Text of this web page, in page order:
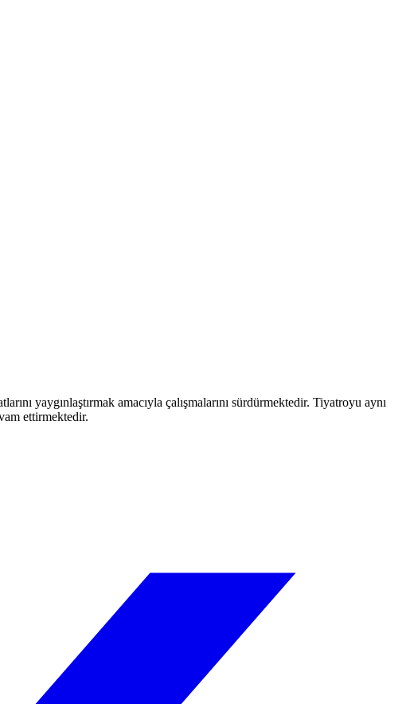
yaygınlaştırmak amacıyla çalışmalarını sürdürmektedir. Tiyatroyu aynı
ettirmektedir.